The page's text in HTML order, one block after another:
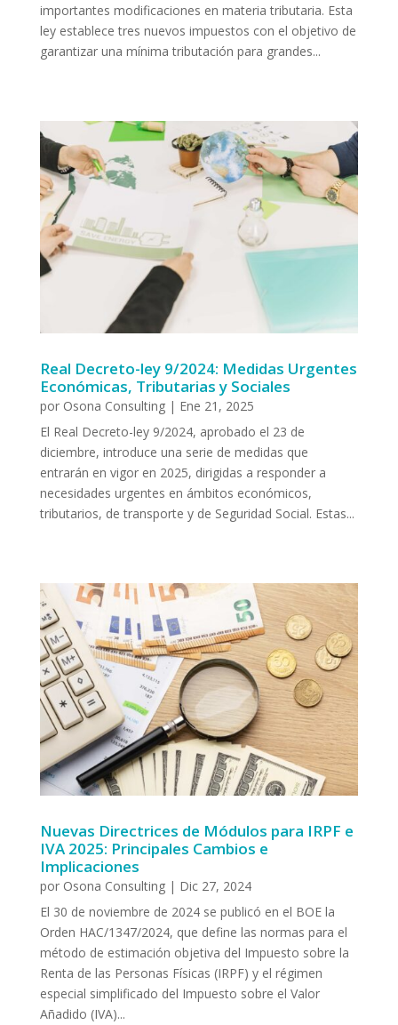
importantes modificaciones en materia tributaria. Esta
ley establece tres nuevos impuestos con el objetivo de
garantizar una mínima tributación para grandes...
Real Decreto-ley 9/2024: Medidas Urgentes
Económicas, Tributarias y Sociales
por Osona Consulting| Ene 21, 2025
El Real Decreto-ley 9/2024, aprobado el 23 de
diciembre, introduce una serie de medidas que
entrarán en vigor en 2025, dirigidas a responder a
necesidades urgentes en ámbitos económicos,
tributarios, de transporte y de Seguridad Social. Estas...
Nuevas Directrices de Módulos para IRPF e
IVA 2025: Principales Cambios e
Implicaciones
por Osona Consulting| Dic 27, 2024
El 30 de noviembre de 2024 se publicó en el BOE la
Orden HAC/1347/2024, que define las normas para el
método de estimación objetiva del Impuesto sobre la
Renta de las Personas Físicas (IRPF) y el régimen
especial simplificado del Impuesto sobre el Valor
Añadido (IVA)...